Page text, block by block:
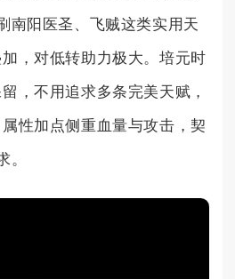
南阳医圣、飞贼这类实用天
，对低转助力极大。培元时
，不用追求多条完美天赋，
性加点侧重血量与攻击，契
。